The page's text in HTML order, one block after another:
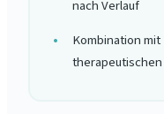
nach Verlauf
Kombination